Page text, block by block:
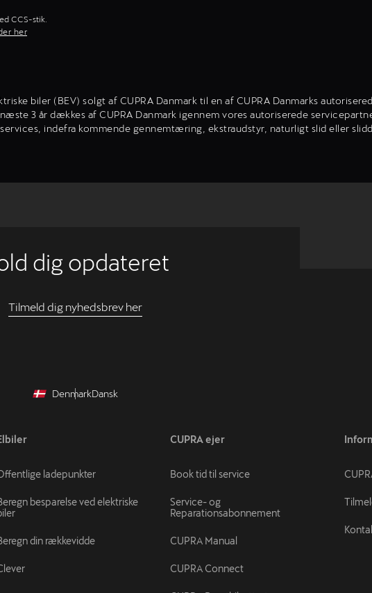
CCS-stik.
her
biler (BEV) solgt af CUPRA Danmark til en af CUPRA Danmarks
3 år dækkes af CUPRA Danmark igennem vores autoriserede
indefra kommende gennemtæring, ekstraudstyr, naturligt slid eller
dig opdateret
Tilmeld dig nyhedsbrev her
DenmarkDansk
ladepunkter
besparelse ved elektriske
din rækkevidde
CUPRA ejer
Book tid til service
Service- og
Reparationsabonnement
CUPRA Manual
CUPRA Connect